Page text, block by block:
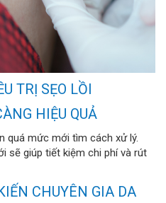
TRỊ SẸO LỒI
HIỆU QUẢ
quá mức mới tìm cách xử lý.
sẽ giúp tiết kiệm chi phí và rút
CHUYÊN GIA DA